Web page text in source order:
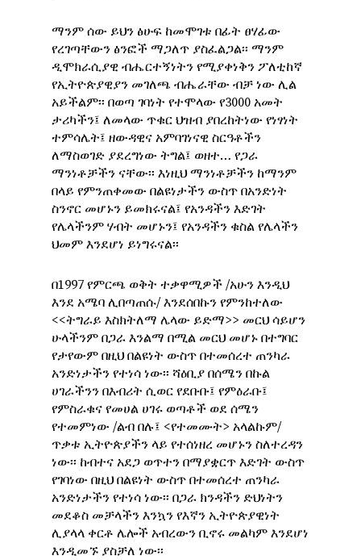
ማንም ሰው ይህን ፅሁፍ ከመሞገቱ በፊት ፀሃፊው
የረገጣቸውን ፅንፎች ማጋለጥ ያስፈልጋል፡፡ ማንም
ዲሞክራሲያዊ ብሔርተኝነትን የሚያቀነቅን ፖለቲከኛ
የኢትዮጵያዊያን መገለጫ ብሔራቸው ብቻ ነው ሊል
አይችልም፡፡ በወጣ ገባነት የተሞላው የ3000 አመት
ታሪካችን፤ ለመላው ጥቁር ህዝብ ያበረከትነው የነፃነት
ተምሳሌት፤ ዘውዳዊና አምባገነናዊ ስርዓቶችን
ለማስወገድ ያደረግነው ትግል፤ ወዘተ… የጋራ
ማንነቶቻችን ናቸው፡፡ እነዚህ ማንነቶቻችን ከማንም
በላይ የምንጠቀመው በልዩነታችን ውስጥ በአንድነት
ስንኖር መሆኑን ይመክሩናል፤ የአንዳችን እድገት
የሌላችንም ሃብት መሆኑን፤ የአንዳችን ቁስል የሌላችን
ህመም እንደሆነ ይነግሩናል፡፡
በ1997 የምርጫ ወቅት ተቃዋሚዎች /አሁን እንዲህ
እንደ አሜባ ሊበጣጠሱ/ እንደሰበኩን የምንከተለው
<<ትግራይ እስክትለማ ሌላው ይድማ>> መርህ ሳይሆን
ሁላችንም በጋራ እንልማ በሚል መርህ መሆኑ በተግባር
የታየውም በዚህ በልዩነት ውስጥ በተመሰረተ ጠንካራ
አንድነታችን የተነሳ ነው፡፡ ሻዕቢያ በሰሜን በኩል
ሀገራችንን በእብሪት ሲወር የደቡቡ፤ የምዕራቡ፤
የምስራቁና የመሀል ሀገሩ ወጣቶች ወደ ሰሜን
የተመምነው /ልብ በሉ፤ <የተመሙት> አላልኩም/
ጥቃቱ ኢትዮጵያችን ላይ የተሰነዘረ መሆኑን ስለተረዳን
ነው፡፡ ከብተና አደጋ ወጥተን በማያቋርጥ እድገት ውስጥ
የገባነው በዚህ በልዩነት ውስጥ በተመሰረተ ጠንካራ
አንድነታችን የተነሳ ነው፡፡ በጋራ ክንዳችን ድህነትን
መደቆስ መቻላችን እንኳን የእኛን ኢትዮጵያዊነት
ሊያላላ ቀርቶ ሌሎች አብረውን ቢኖሩ መልካም እንደሆነ
እንዲመኙ ያስቻለ ነው፡፡